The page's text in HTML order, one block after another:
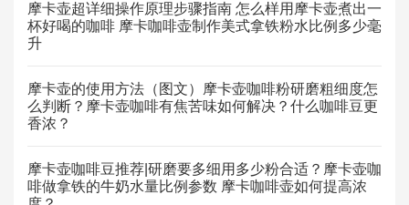
摩卡壶超详细操作原理步骤指南 怎么样用摩卡壶煮出一
杯好喝的咖啡 摩卡咖啡壶制作美式拿铁粉水比例多少毫
升
摩卡壶的使用方法（图文）摩卡壶咖啡粉研磨粗细度怎
么判断？摩卡壶咖啡有焦苦味如何解决？什么咖啡豆更
香浓？
摩卡壶咖啡豆推荐|研磨要多细用多少粉合适？摩卡壶咖
啡做拿铁的牛奶水量比例参数 摩卡咖啡壶如何提高浓